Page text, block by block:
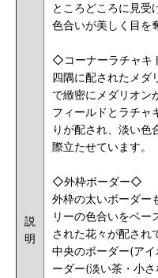
説
明
ところどころに見受
色合いが美しく目を
◇コーナーラチャキ
四隅に配されたメダ
で緻密にメダリオン
フィールドとラチャ
りが配され、淡い色
際立たせています。
◇外枠ボーダー◇
外枠の太いボーダー
リーの色合いをベー
された花々が配され
中央のボーダー(ア
ーダー(淡い茶・小